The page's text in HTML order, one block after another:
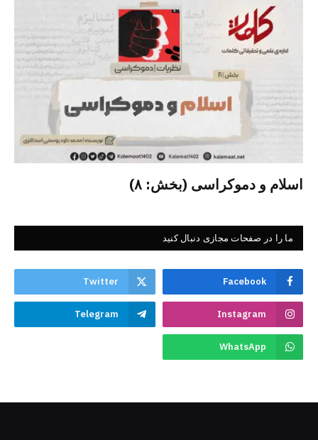
اسلام و دموکراسی (بخش: ۸)
ما را در صفحات مجازی دنبال کنید
Facebook
Twitter
Instagram
Telegram
WhatsApp